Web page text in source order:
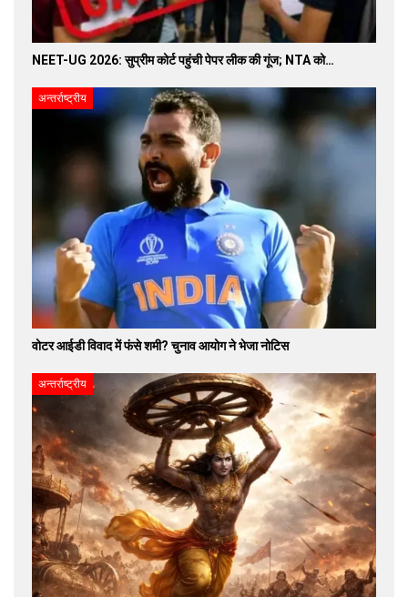
NEET-UG 2026: सुप्रीम कोर्ट पहुंची पेपर लीक की गूंज; NTA को…
अन्तर्राष्ट्रीय
वोटर आईडी विवाद में फंसे शमी? चुनाव आयोग ने भेजा नोटिस
अन्तर्राष्ट्रीय